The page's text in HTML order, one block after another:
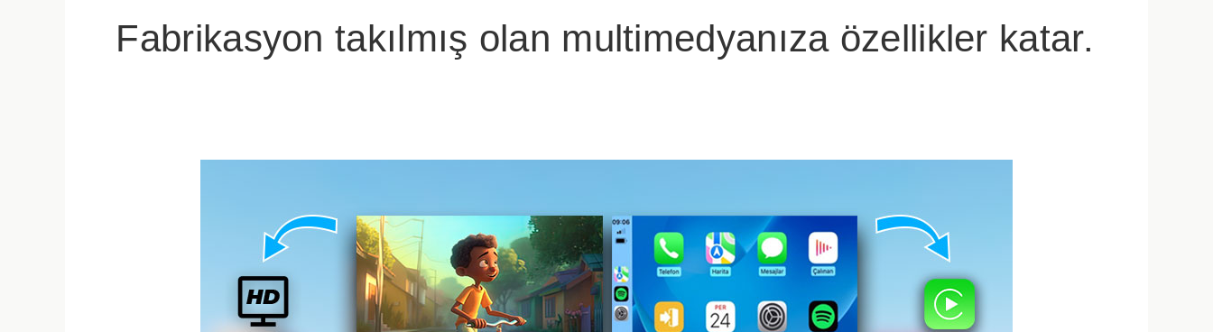
Fabrikasyon takılmış olan multimedyanıza özellikler katar.